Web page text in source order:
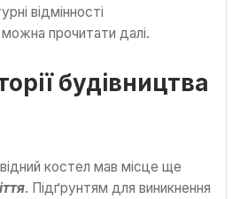
відмінності
прочитати далі.
будівництва
костел мав місце ще
. Підґрунтям для виникнення